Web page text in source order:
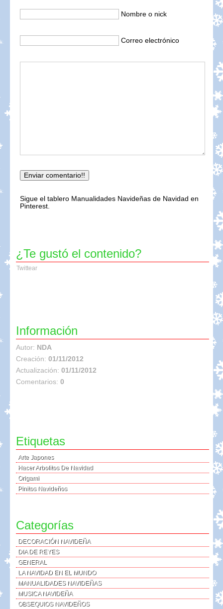
Nombre o nick
Correo electrónico
Sigue el tablero Manualidades Navideñas de Navidad en
Pinterest.
¿Te gustó el contenido?
Twittear
Información
Autor: NDA
Creación: 01/11/2012
Actualización: 01/11/2012
Comentarios: 0
Etiquetas
Arte Japones
Hacer Arbolitos De Navidad
Origami
Pinitos Navideños
Categorías
DECORACIÓN NAVIDEÑA
DIA DE REYES
GENERAL
LA NAVIDAD EN EL MUNDO
MANUALIDADES NAVIDEÑAS
MUSICA NAVIDEÑA
OBSEQUIOS NAVIDEÑOS